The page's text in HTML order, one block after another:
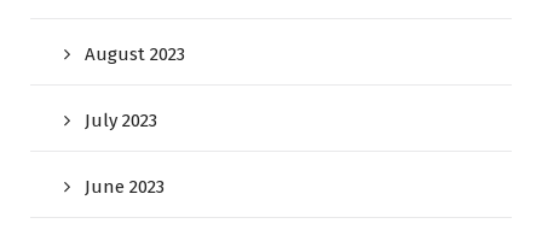
August 2023
July 2023
June 2023